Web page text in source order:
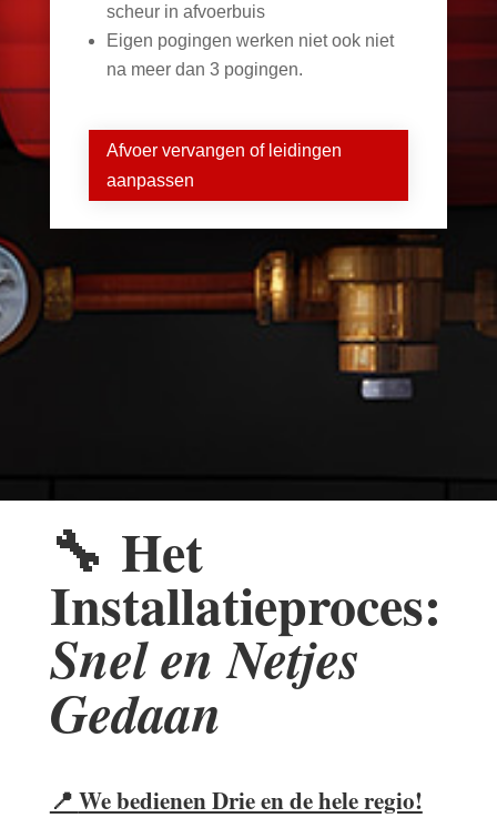
scheur in afvoerbuis
Eigen pogingen werken niet ook niet
na meer dan 3 pogingen.
Afvoer vervangen of leidingen
aanpassen
🔧 Het
Installatieproces:
Snel en Netjes
Gedaan
📍 We bedienen Drie en de hele regio!